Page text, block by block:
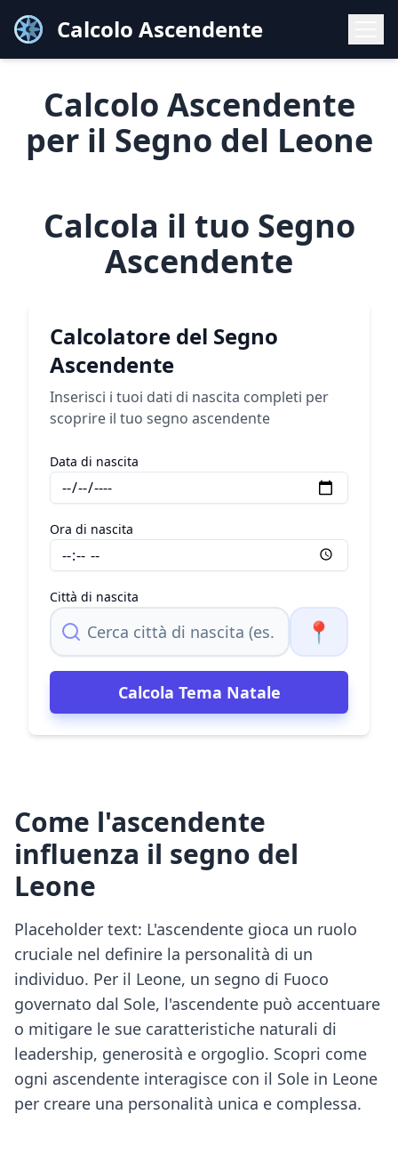
Calcolo Ascendente
Calcolo Ascendente
per il Segno del Leone
Calcola il tuo Segno
Ascendente
Calcolatore del Segno
Ascendente
Inserisci i tuoi dati di nascita completi per
scoprire il tuo segno ascendente
Data di nascita
Ora di nascita
Città di nascita
📍
Calcola Tema Natale
Come l'ascendente
influenza il segno del
Leone
Placeholder text: L'ascendente gioca un ruolo
cruciale nel definire la personalità di un
individuo. Per il Leone, un segno di Fuoco
governato dal Sole, l'ascendente può accentuare
o mitigare le sue caratteristiche naturali di
leadership, generosità e orgoglio. Scopri come
ogni ascendente interagisce con il Sole in Leone
per creare una personalità unica e complessa.